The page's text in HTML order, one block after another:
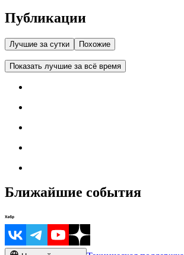
Публикации
Лучшие за сутки Похожие
Показать лучшие за всё время
Ближайшие события